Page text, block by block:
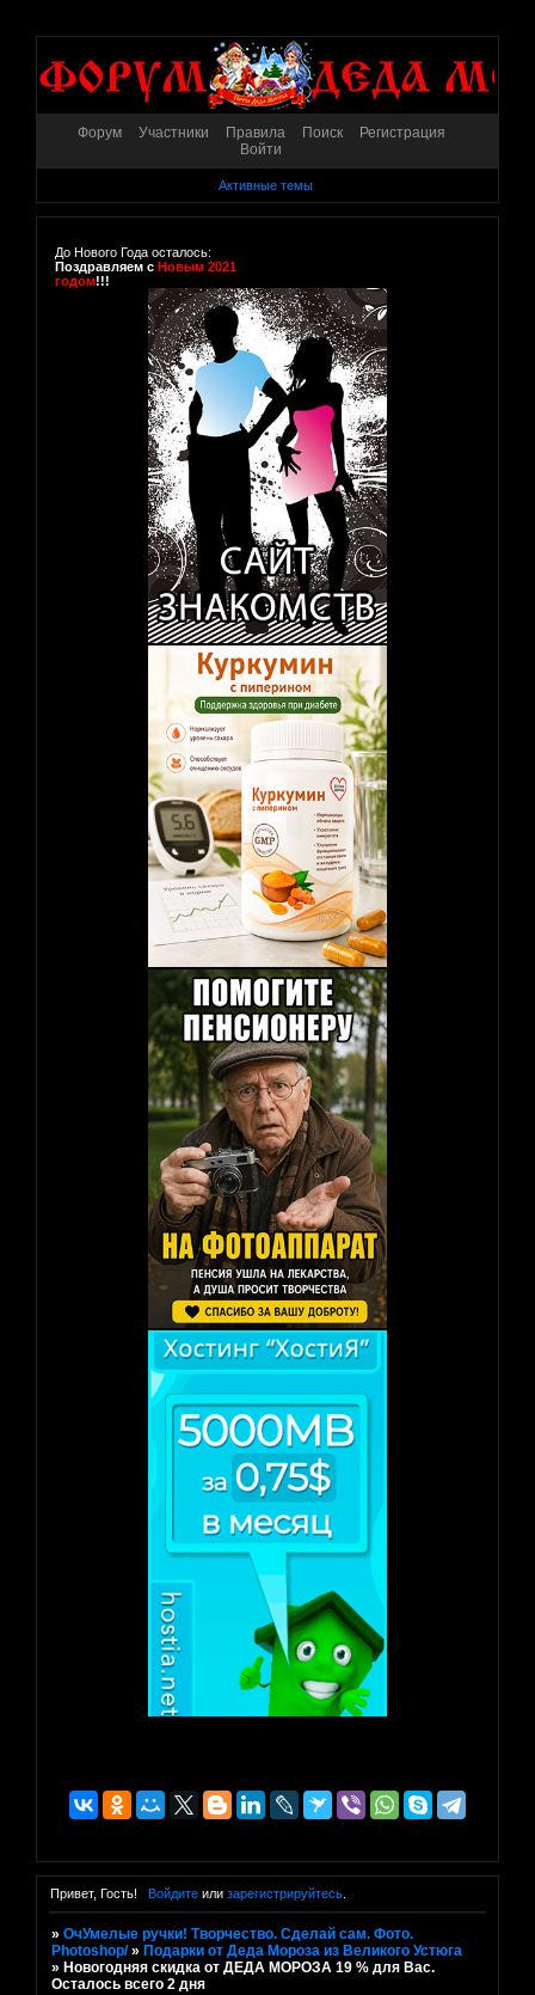
Форум Участники Правила Поиск
Регистрация
Войти
Активные темы
До Нового Года осталось:
Поздравляем с Новым 2021
годом!!!
Привет, Гость! Войдитеили зарегистрируйтесь.
»ОчУмелые ручки! Творчество. Сделай сам. Фото.
Photoshop/ » Подарки от Деда Мороза из Великого Устюга
» Новогодняя скидка от ДЕДА МОРОЗА 19 % для Вас.
Осталось всего 2 дня